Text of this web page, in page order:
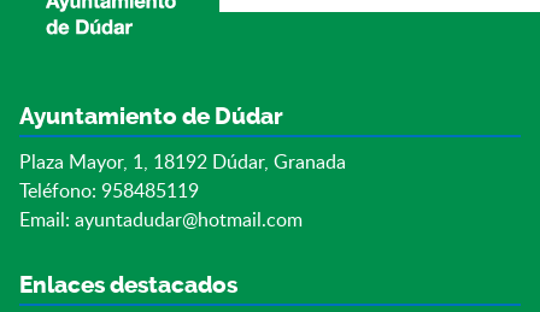
Ayuntamiento de Dúdar
Plaza Mayor, 1, 18192 Dúdar, Granada
Teléfono: 958485119
Email: ayuntadudar@hotmail.com
Enlaces destacados